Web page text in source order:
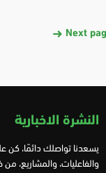
Next
النشرة الاخبارية
يسعدنا تواصلك دائمًا، كن
والفاعليات، والمشاريع،